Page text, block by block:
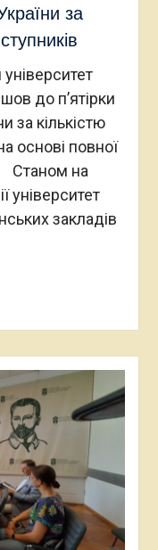
за
до п’ятірки
за кількістю
основі повної
Станом на
університет
закладів